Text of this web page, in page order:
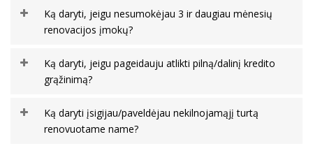
Ką daryti, jeigu nesumokėjau 3 ir daugiau mėnesių
renovacijos įmokų?
Ką daryti, jeigu pageidauju atlikti pilną/dalinį kredito
grąžinimą?
Ką daryti įsigijau/paveldėjau nekilnojamąjį turtą
renovuotame name?